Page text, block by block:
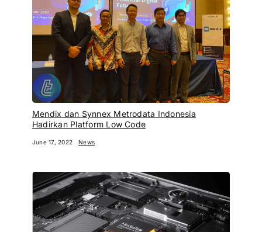
Mendix dan Synnex Metrodata Indonesia
Hadirkan Platform Low Code
June 17, 2022 News